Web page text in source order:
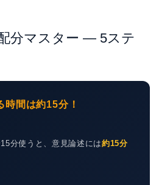
分マスター — 5ステ
間は約15分！
分使うと、意見論述には約15分